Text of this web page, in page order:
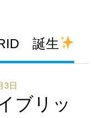
誕生
3日
ブリッ